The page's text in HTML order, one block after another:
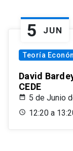
5 JUN
Teoría
David
CEDE
5 de Junio
12:20 a